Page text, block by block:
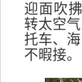
迎面吹
转太空
托车、
不暇接。